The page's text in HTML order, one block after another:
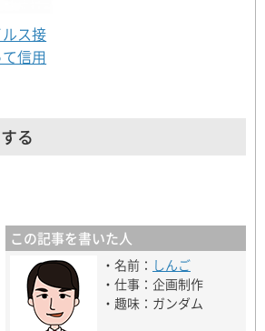
ルス接
信用
る
この記事を書いた人
・名前： しんご
・仕事：企画制作
・趣味：ガンダム